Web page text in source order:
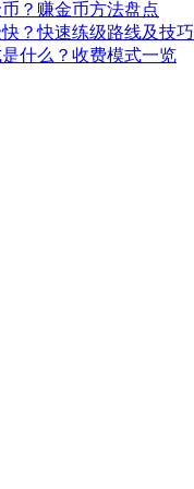
？赚金币方法盘点
？快速练级路线及技
什么？收费模式一览